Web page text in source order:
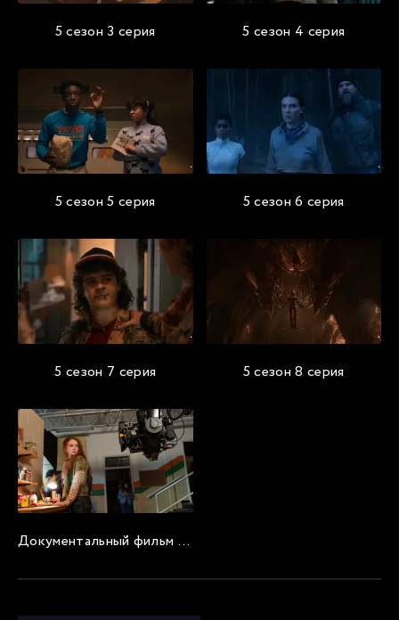
5 сезон 3 серия 5 сезон 4 серия
5 сезон 5 серия 5 сезон 6 серия
5 сезон 7 серия 5 сезон 8 серия
Документальный фильм «Последнее приключение: Создание Очень странных дел 5»